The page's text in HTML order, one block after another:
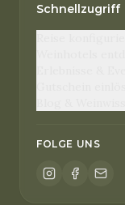
Schnellzugriff
FOLGE UNS